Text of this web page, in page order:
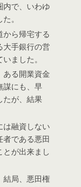
内で、いわゆ
。
ら帰宅する
大手銀行の営
ました。
ある開業資金
謀にも、早
たが、結果
は融資しない
者である悪田
が出来まし
結局、悪田権